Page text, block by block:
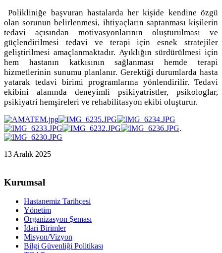
Polikliniğe başvuran hastalarda her kişide kendine özgü
olan sorunun belirlenmesi, ihtiyaçların saptanması kişilerin
tedavi açısından motivasyonlarının oluşturulması ve
güçlendirilmesi tedavi ve terapi için esnek stratejiler
geliştirilmesi amaçlanmaktadır. Ayıklığın sürdürülmesi için
hem hastanın katkısının sağlanması hemde terapi
hizmetlerinin sunumu planlanır. Gerektiği durumlarda hasta
yatarak tedavi birimi programlarına yönlendirilir. Tedavi
ekibini alanında deneyimli psikiyatristler, psikologlar,
psikiyatri hemşireleri ve rehabilitasyon ekibi oluşturur.
.
13 Aralık 2025
Kurumsal
Hastanemiz Tarihçesi
Yönetim
Organizasyon Şeması
İdari Birimler
Misyon/Vizyon
Bilgi Güvenliği Politikası